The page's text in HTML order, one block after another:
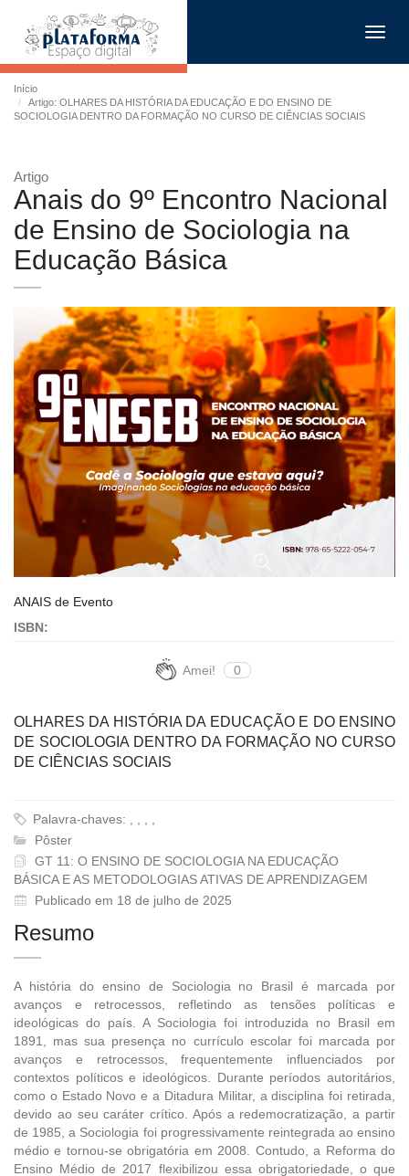
Início
Artigo: OLHARES DA HISTÓRIA DA EDUCAÇÃO E DO ENSINO DE
SOCIOLOGIA DENTRO DA FORMAÇÃO NO CURSO DE CIÊNCIAS SOCIAIS
Artigo
Anais do 9º Encontro Nacional
de Ensino de Sociologia na
Educação Básica
ANAIS de Evento
ISBN:
Amei! 0
OLHARES DA HISTÓRIA DA EDUCAÇÃO E DO ENSINO
DE SOCIOLOGIA DENTRO DA FORMAÇÃO NO CURSO
DE CIÊNCIAS SOCIAIS
Palavra-chaves: , , , ,
Pôster
GT 11: O ENSINO DE SOCIOLOGIA NA EDUCAÇÃO
BÁSICA E AS METODOLOGIAS ATIVAS DE APRENDIZAGEM
Publicado em 18 de julho de 2025
Resumo
A história do ensino de Sociologia no Brasil é marcada por
avanços e retrocessos, refletindo as tensões políticas e
ideológicas do país. A Sociologia foi introduzida no Brasil em
1891, mas sua presença no currículo escolar foi marcada por
avanços e retrocessos, frequentemente influenciados por
contextos políticos e ideológicos. Durante períodos autoritários,
como o Estado Novo e a Ditadura Militar, a disciplina foi retirada,
devido ao seu caráter crítico. Após a redemocratização, a partir
de 1985, a Sociologia foi progressivamente reintegrada ao ensino
médio e tornou-se obrigatória em 2008. Contudo, a Reforma do
Ensino Médio de 2017 flexibilizou essa obrigatoriedade, o que